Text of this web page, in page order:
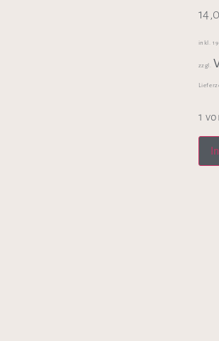
inkl. 19
zzgl.
1